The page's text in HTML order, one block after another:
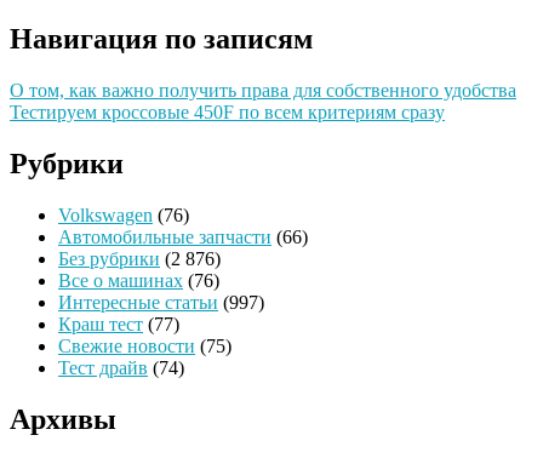
Навигация по записям
О том, как важно получить права для собственного удобства
Тестируем кроссовые 450F по всем критериям сразу
Рубрики
Volkswagen (76)
Автомобильные запчасти (66)
Без рубрики (2 876)
Все о машинах (76)
Интересные статьи (997)
Краш тест (77)
Свежие новости (75)
Тест драйв (74)
Архивы